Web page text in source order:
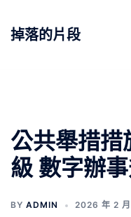
掉落的片段
公共舉措措
級 數字辦
BY ADMIN 2026 年 2 月